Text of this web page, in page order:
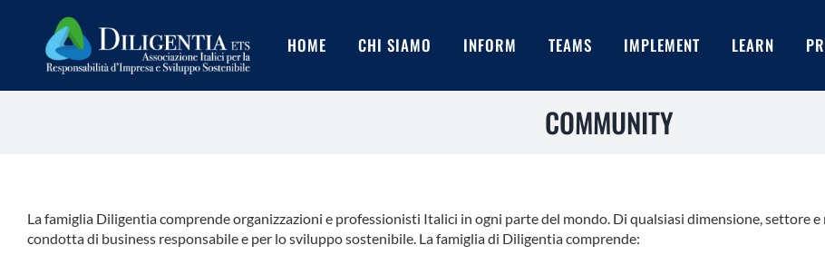
contenuto
HOME CHI SIAMO INFORM TEAMS IMPLEMENT LEARN
COMMUNITY
La famiglia Diligentia comprende organizzazioni e professionisti Italici in ogni parte del mondo. Di qualsiasi dimensione, settore
condotta di business responsabile e per lo sviluppo sostenibile. La famiglia di Diligentia comprende: